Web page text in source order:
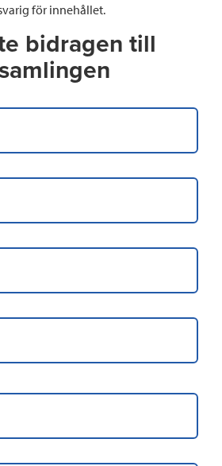
för innehållet.
bidragen till